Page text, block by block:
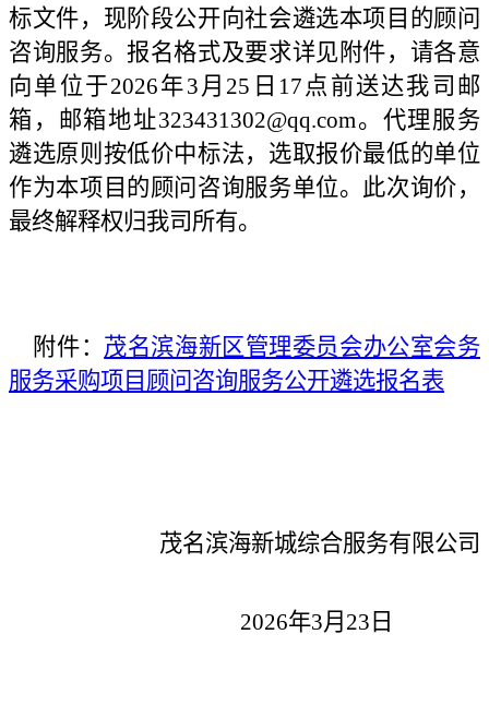
标文件，现阶段公开向社会遴选本项目的顾问
咨询服务。报名格式及要求详见附件，请各意
向单位于2026年3月25日17点前送达我司邮
箱，邮箱地址323431302@qq.com。代理服务
遴选原则按低价中标法，选取报价最低的单位
作为本项目的顾问咨询服务单位。此次询价，
最终解释权归我司所有。
附件： 茂名滨海新区管理委员会办公室会务
服务采购项目顾问咨询服务公开遴选报名表
茂名滨海新城综合服务有限公司
2026年3月23日